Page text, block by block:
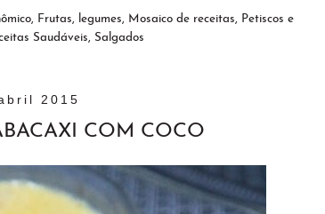
, Frutas, legumes, Mosaico de receitas, Petiscos e
Saudáveis, Salgados
2015
COM COCO